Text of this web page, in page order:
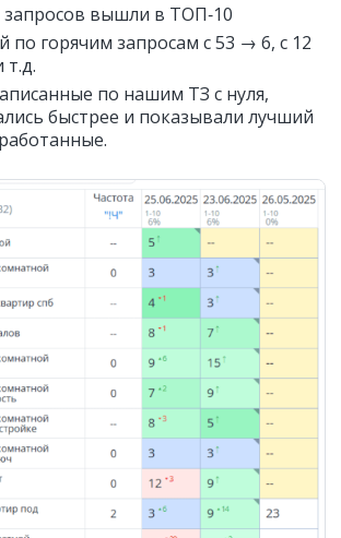
запросов вышли в ТОП‑10
по горячим запросам с 53 → 6, с 12
т.д.
по нашим ТЗ с нуля,
быстрее и показывали лучший